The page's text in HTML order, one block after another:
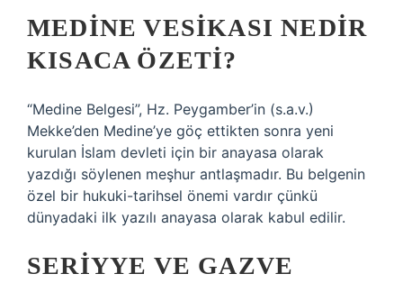
MEDINE VESIKASI NEDIR
KISACA ÖZETI?
“Medine Belgesi”, Hz. Peygamber’in (s.a.v.)
Mekke’den Medine’ye göç ettikten sonra yeni
kurulan İslam devleti için bir anayasa olarak
yazdığı söylenen meşhur antlaşmadır. Bu belgenin
özel bir hukuki-tarihsel önemi vardır çünkü
dünyadaki ilk yazılı anayasa olarak kabul edilir.
SERIYYE VE GAZVE